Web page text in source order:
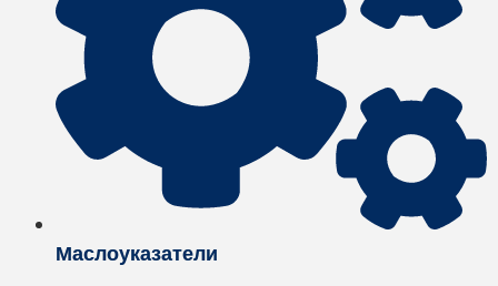
Маслоуказатели